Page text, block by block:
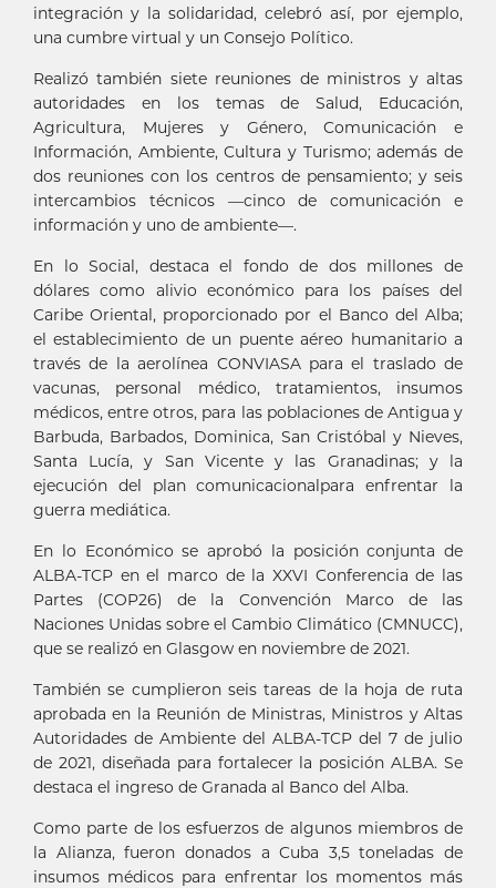
integración y la solidaridad, celebró así, por ejemplo,
una cumbre virtual y un Consejo Político.
Realizó también siete reuniones de ministros y altas
autoridades en los temas de Salud, Educación,
Agricultura, Mujeres y Género, Comunicación e
Información, Ambiente, Cultura y Turismo; además de
dos reuniones con los centros de pensamiento; y seis
intercambios técnicos —cinco de comunicación e
información y uno de ambiente—.
En lo Social, destaca el fondo de dos millones de
dólares como alivio económico para los países del
Caribe Oriental, proporcionado por el Banco del Alba;
el establecimiento de un puente aéreo humanitario a
través de la aerolínea CONVIASA para el traslado de
vacunas, personal médico, tratamientos, insumos
médicos, entre otros, para las poblaciones de Antigua y
Barbuda, Barbados, Dominica, San Cristóbal y Nieves,
Santa Lucía, y San Vicente y las Granadinas; y la
ejecución del plan comunicacionalpara enfrentar la
guerra mediática.
En lo Económico se aprobó la posición conjunta de
ALBA-TCP en el marco de la XXVI Conferencia de las
Partes (COP26) de la Convención Marco de las
Naciones Unidas sobre el Cambio Climático (CMNUCC),
que se realizó en Glasgow en noviembre de 2021.
También se cumplieron seis tareas de la hoja de ruta
aprobada en la Reunión de Ministras, Ministros y Altas
Autoridades de Ambiente del ALBA-TCP del 7 de julio
de 2021, diseñada para fortalecer la posición ALBA. Se
destaca el ingreso de Granada al Banco del Alba.
Como parte de los esfuerzos de algunos miembros de
la Alianza, fueron donados a Cuba 3,5 toneladas de
insumos médicos para enfrentar los momentos más